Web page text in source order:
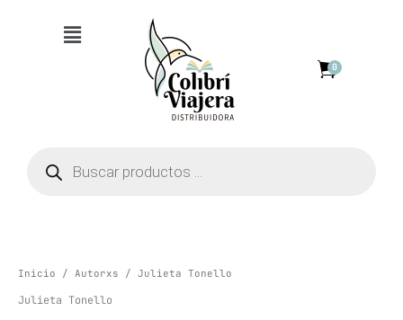
Menú
0
productos
Inicio / Autorxs / Julieta Tonello
Julieta Tonello